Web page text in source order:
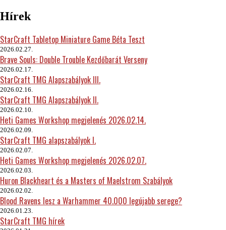
Hírek
StarCraft Tabletop Miniature Game Béta Teszt
2026.02.27.
Brave Souls: Double Trouble Kezdőbarát Verseny
2026.02.17.
StarCraft TMG Alapszabályok III.
2026.02.16.
StarCraft TMG Alapszabályok II.
2026.02.10.
Heti Games Workshop megjelenés 2026.02.14.
2026.02.09.
StarCraft TMG alapszabályok I.
2026.02.07.
Heti Games Workshop megjelenés 2026.02.07.
2026.02.03.
Huron Blackheart és a Masters of Maelstrom Szabályok
2026.02.02.
Blood Ravens lesz a Warhammer 40.000 legújabb serege?
2026.01.23.
StarCraft TMG hírek